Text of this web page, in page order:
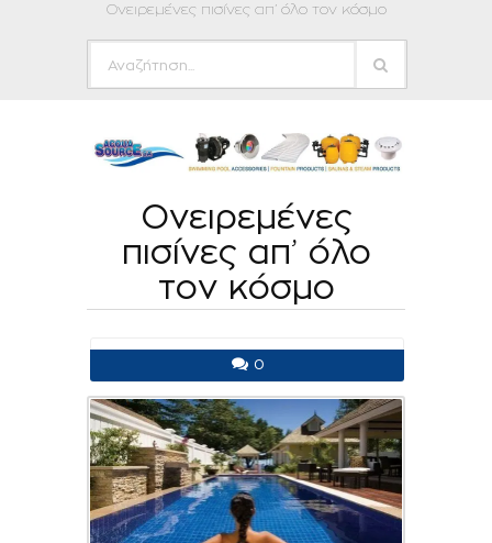
Ονειρεμένες πισίνες απ’ όλο τον κόσμο
Ονειρεμένες
πισίνες απ’ όλο
τον κόσμο
0